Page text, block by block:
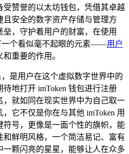
受赞誉的以太坊钱包，凭借其卓越
安全的数字资产存储与管理方
，守护着用户的财富，在使用
一个看似毫不起眼的元素——用户
重要的作用。
是用户在这个虚拟数字世界中的
地打开 imToken 钱包进行注册
，就如同在现实世界中为自己取一
它不仅是你在与其他 imToken 用
符号，更像是一面个性的旗帜，能
鲜明风格，一个简洁易记、富有
颗闪亮的星星，能够让人在众多